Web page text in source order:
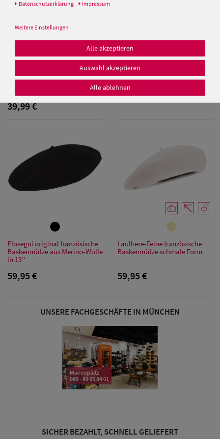
Damen
Baseball Caps
Schutz Caps
Bandana Caps
Sonnenschilder
& Visoren
Damen
Snapback Caps
Großgrößen
Kopka Long Beanie Walkmütze
Stegbaske aus 100% Wolle
39,99 €
39,99 €
Elosegui original französische
Baskenmütze aus Merino-Wolle
in 13‘‘
59,95 €
Laulhere-Feine französische
Baskenmütze schmale Form
59,95 €
UNSERE FACHGESCHÄFTE IN MÜNCHEN
Marienplatz
089 - 89 05 84 01
SICHER BEZAHLT, SCHNELL GELIEFERT
Daten­schutz­erklärung Impressum
Weitere Einstellungen
Alle akzeptieren
Auswahl akzeptieren
Alle ablehnen